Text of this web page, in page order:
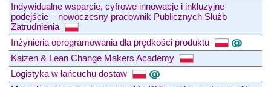
Indywidualne wsparcie, cyfrowe innowacje i inkluzyjne
podejście – nowoczesny pracownik Publicznych Służb
Zatrudnienia
Inżynieria oprogramowania dla prędkości produktu
Kaizen & Lean Change Makers Academy
Logistyka w łańcuchu dostaw